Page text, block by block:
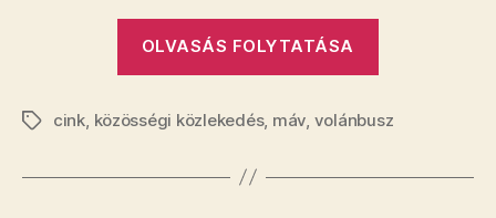
OLVASÁS FOLYTATÁSA
buszozott
vonatozott
Címkék
cink közösségi közlekedés, máv volánbusz